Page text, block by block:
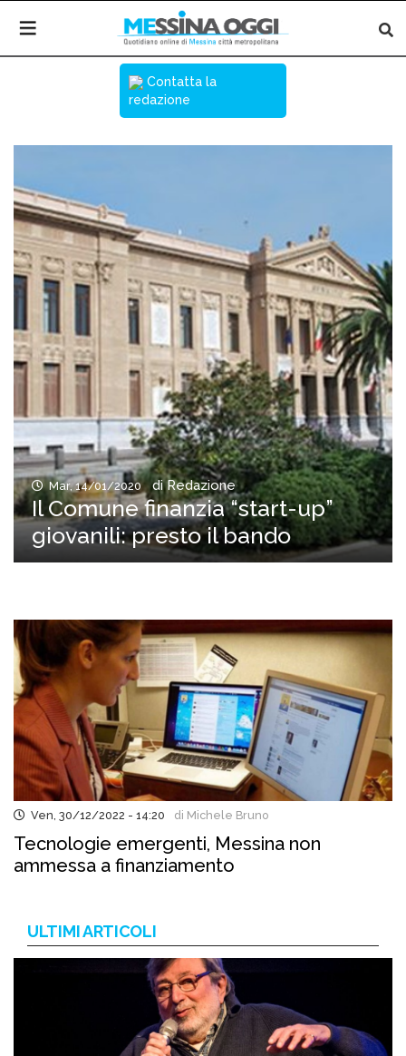
Contatta la
redazione
Mar, 14/01/2020 di Redazione
Il Comune finanzia “start-up”
giovanili: presto il bando
Ven, 30/12/2022 - 14:20 di Michele Bruno
Tecnologie emergenti, Messina non
ammessa a finanziamento
ULTIMI ARTICOLI